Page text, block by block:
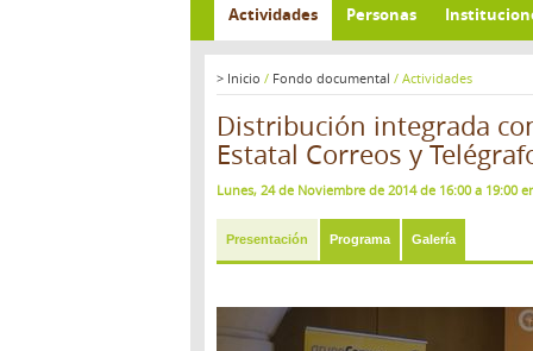
Actividades Personas
> Inicio / Fondo documental / Actividades
Distribución integrada
Estatal Correos y
Lunes, 24 de Noviembre de 2014 de 16:00 a 19:00
Presentación Programa Galería